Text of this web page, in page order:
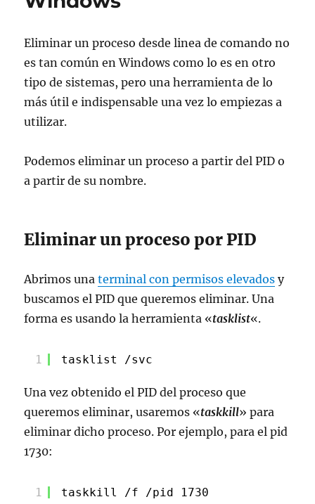
Eliminar un proceso desde linea de comando no
es tan común en Windows como lo es en otro
tipo de sistemas, pero una herramienta de lo
más útil e indispensable una vez lo empiezas a
utilizar.
Podemos eliminar un proceso a partir del PID o
a partir de su nombre.
Eliminar un proceso por PID
Abrimos unaterminal con permisos elevados y
buscamos el PID que queremos eliminar. Una
forma es usando la herramienta «tasklist«.
1 tasklist /svc
Una vez obtenido el PID del proceso que
queremos eliminar, usaremos «taskkill» para
eliminar dicho proceso. Por ejemplo, para el pid
1730:
1 taskkill /f /pid 1730